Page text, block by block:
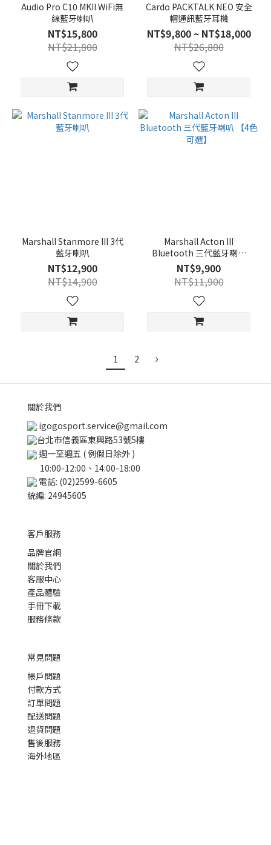
Audio Pro C10 MKII WiFi無
線藍牙喇叭
NT$15,800
NT$21,800
Cardo PACKTALK NEO 安全
帽通訊藍牙耳機
NT$9,800 ~ NT$18,000
NT$26,800
Marshall Stanmore III 3代
藍牙喇叭
NT$12,900
NT$14,900
Marshall Acton III
Bluetooth 三代藍牙喇叭
【4色可選】
NT$9,900
NT$11,900
1 2
關於我們
igogosport.service@gmail.com
台北市信義區東興路53號5樓
週一至週五 ( 例假日除外 )
10:00-12:00、14:00-18:00
電話: (02)2599-6605
統編: 24945605
客戶服務
品牌官網
關於我們
客服中心
產品體驗
手冊下載
服務條款
常見問題
帳戶問題
付款方式
訂單問題
配送問題
退貨問題
售後服務
海外地區